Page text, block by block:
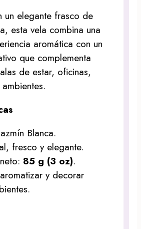
un elegante frasco de
esta vela combina una
aromática con un
que complementa
de estar, oficinas,
Blanca.
fresco y elegante.
85 g (3 oz).
y decorar